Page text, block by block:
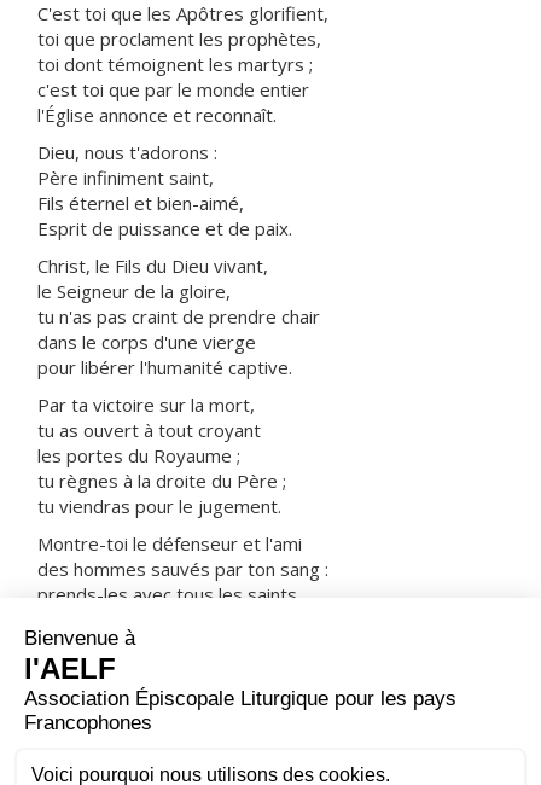
C'est toi que les Apôtres glorifient,
toi que proclament les prophètes,
toi dont témoignent les martyrs ;
c'est toi que par le monde entier
l'Église annonce et reconnaît.
Dieu, nous t'adorons :
Père infiniment saint,
Fils éternel et bien-aimé,
Esprit de puissance et de paix.
Christ, le Fils du Dieu vivant,
le Seigneur de la gloire,
tu n'as pas craint de prendre chair
dans le corps d'une vierge
pour libérer l'humanité captive.
Par ta victoire sur la mort,
tu as ouvert à tout croyant
les portes du Royaume ;
tu règnes à la droite du Père ;
tu viendras pour le jugement.
Montre-toi le défenseur et l'ami
des hommes sauvés par ton sang :
prends-les avec tous les saints
ORAISON
Dieu éternel et tout-puissant, quand le Christ fut
baptisé dans le Jourdain, et que l'Esprit Saint reposa sur
tes fils adoptifs, nés de l'eau et de l'Esprit, de se